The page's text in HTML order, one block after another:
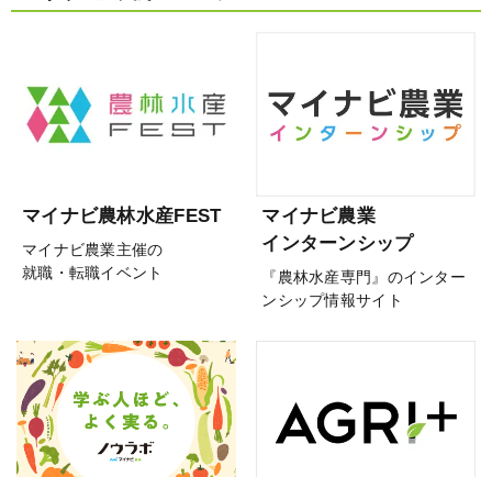
マイナビ農林水産FEST
マイナビ農業主催の
就職・転職イベント
マイナビ農業
インターンシップ
『農林水産専門』のインター
ンシップ情報サイト